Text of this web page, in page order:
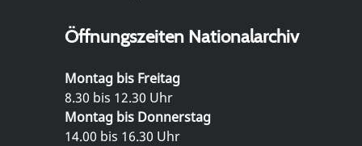
Öffnungszeiten Nationalarchiv
Montag bis Freitag
8.30 bis 12.30 Uhr
Montag bis Donnerstag
14.00 bis 16.30 Uhr